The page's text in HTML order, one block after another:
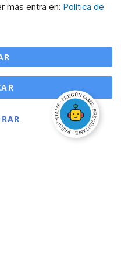
más entra en: Política de